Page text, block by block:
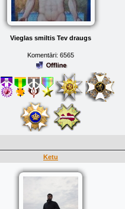
Vieglas smiltis Tev draugs
Komentāri: 6565
Ketu